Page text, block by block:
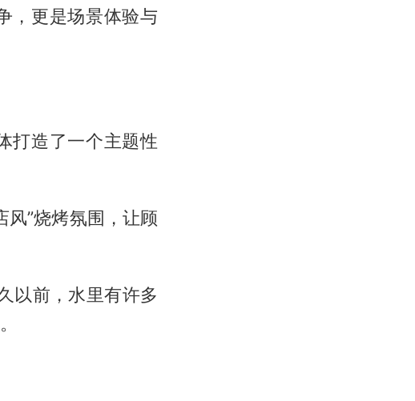
，更是场景体验与
打造了一个主题性
风”烧烤氛围，让顾
以前，水里有许多